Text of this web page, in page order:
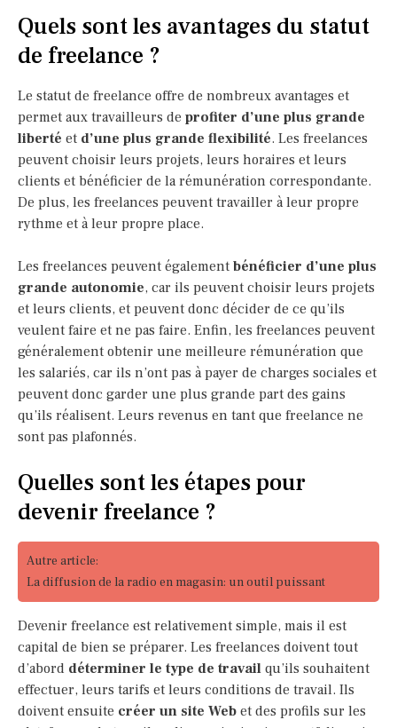
Quels sont les avantages du statut
de freelance ?
Le statut de freelance offre de nombreux avantages et
permet aux travailleurs de profiter d’une plus grande
liberté et d’une plus grande flexibilité. Les freelances
peuvent choisir leurs projets, leurs horaires et leurs
clients et bénéficier de la rémunération correspondante.
De plus, les freelances peuvent travailler à leur propre
rythme et à leur propre place.
Les freelances peuvent également bénéficier d’une plus
grande autonomie, car ils peuvent choisir leurs projets
et leurs clients, et peuvent donc décider de ce qu’ils
veulent faire et ne pas faire. Enfin, les freelances peuvent
généralement obtenir une meilleure rémunération que
les salariés, car ils n’ont pas à payer de charges sociales et
peuvent donc garder une plus grande part des gains
qu’ils réalisent. Leurs revenus en tant que freelance ne
sont pas plafonnés.
Quelles sont les étapes pour
devenir freelance ?
Autre article:
La diffusion de la radio en magasin: un outil puissant
Devenir freelance est relativement simple, mais il est
capital de bien se préparer. Les freelances doivent tout
d’abord déterminer le type de travail qu’ils souhaitent
effectuer, leurs tarifs et leurs conditions de travail. Ils
doivent ensuite créer un site Web et des profils sur les